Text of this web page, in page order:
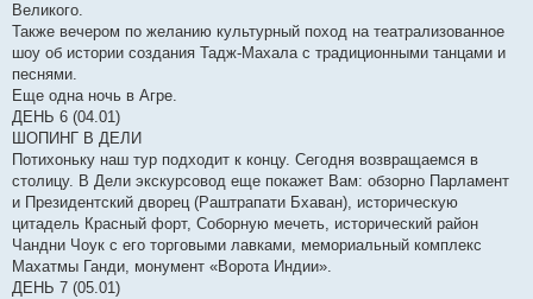
Великого.
Также вечером по желанию культурный поход на театрализованное
шоу об истории создания Тадж-Махала с традиционными танцами и
песнями.
Еще одна ночь в Агре.
ДЕНЬ 6 (04.01)
ШОПИНГ В ДЕЛИ
Потихоньку наш тур подходит к концу. Сегодня возвращаемся в
столицу. В Дели экскурсовод еще покажет Вам: обзорно Парламент
и Президентский дворец (Раштрапати Бхаван), историческую
цитадель Красный форт, Соборную мечеть, исторический район
Чандни Чоук с его торговыми лавками, мемориальный комплекс
Махатмы Ганди, монумент «Ворота Индии».
ДЕНЬ 7 (05.01)